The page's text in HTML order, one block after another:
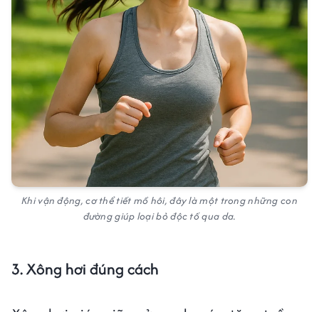
Khi vận động, cơ thể tiết mồ hôi, đây là một trong những con
đường giúp loại bỏ độc tố qua da.
3. Xông hơi đúng cách